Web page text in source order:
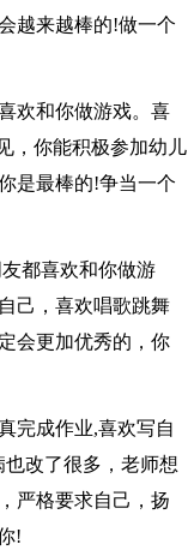
越来越棒的!做一个
欢和你做游戏。喜
，你能积极参加幼儿
是最棒的!争当一个
都喜欢和你做游
己，喜欢唱歌跳舞
会更加优秀的，你
完成作业,喜欢写自
改了很多，老师想
严格要求自己，扬
!